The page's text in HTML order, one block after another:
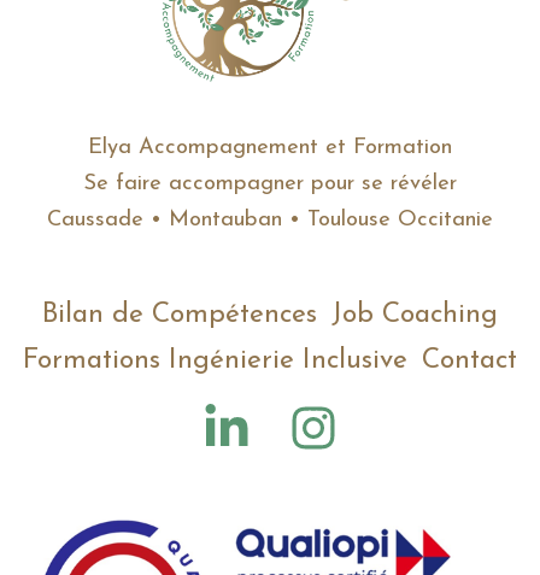
Elya Accompagnement et Formation
Se faire accompagner pour se révéler
Caussade • Montauban • Toulouse Occitanie
Bilan de Compétences
Job Coaching
Formations Ingénierie Inclusive
Contact